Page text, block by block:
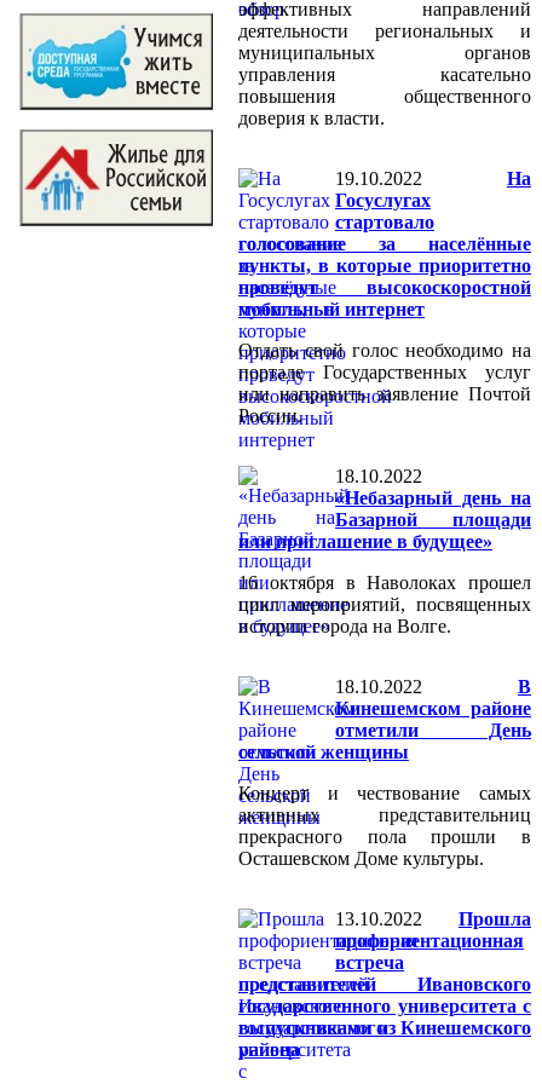
эффективных направлений
деятельности региональных и
муниципальных органов
управления касательно
повышения общественного
доверия к власти.
19.10.2022
На
Госуслугах
стартовало
голосование за населённые
пункты, в которые приоритетно
проведут высокоскоростной
мобильный интернет
Отдать свой голос необходимо на
портале Государственных услуг
или направить заявление Почтой
России.
18.10.2022
«Небазарный день на
Базарной площади
или приглашение в будущее»
16 октября в Наволоках прошел
цикл мероприятий, посвященных
истории города на Волге.
18.10.2022
В
Кинешемском районе
отметили День
сельской женщины
Концерт и чествование самых
активных представительниц
прекрасного пола прошли в
Осташевском Доме культуры.
13.10.2022
Прошла
профориентационная
встреча
представителей Ивановского
государственного университета с
выпускниками из Кинешемского
района